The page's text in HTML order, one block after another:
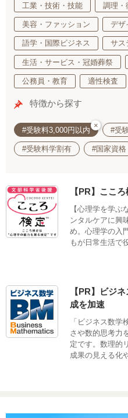
工業・技術・技能 調理・
美容・ファッション デザ
語学・国際ビジネス サス
生活・サービス・冠婚葬祭
公務員・教育 適性検査
特徴から探す
#受験料3,000円以内
×
#受
#受験料学割有 #国家資格
【PR】ここ
【心理学を学ぶ
ンタルケアに興
め。心理学の入
もが日常生活で
【PR】ビジ
成を加速
「ビジネス数学
さや数的思考力
定です。数理的
成果の見える化